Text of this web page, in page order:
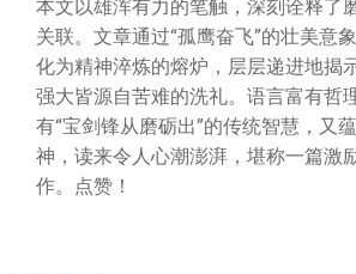
本文以雄浑有力的笔触，深刻诠释了
关联。文章通过“孤鹰奋飞”的壮美意
化为精神淬炼的熔炉，层层递进地揭
强大皆源自苦难的洗礼。语言富有哲
有“宝剑锋从磨砺出”的传统智慧，又
神，读来令人心潮澎湃，堪称一篇激
作。点赞！